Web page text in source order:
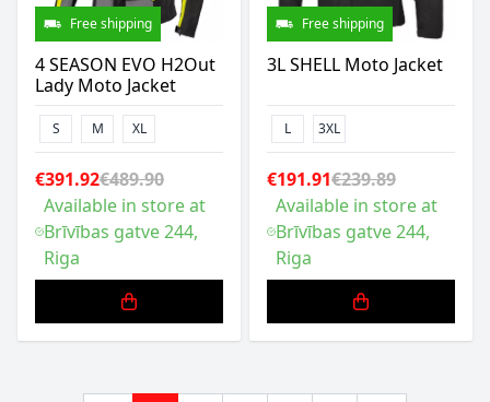
Free shipping
4 SEASON EVO H2Out
Lady Moto Jacket
S M XL
€391.92€489.90
Available in store at
Brīvības gatve 244,
Riga
Free shipping
3L SHELL Moto Jacket
L 3XL
€191.91€239.89
Available in store at
Brīvības gatve 244,
Riga